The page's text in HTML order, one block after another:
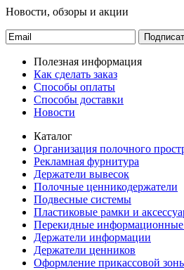
Новости, обзоры и акции
Полезная информация
Как сделать заказ
Способы оплаты
Способы доставки
Новости
Каталог
Организация полочного
Рекламная фурнитура
Держатели вывесок
Полочные ценникодержатели
Подвесные системы
Пластиковые рамки и
Перекидные
Держатели информации
Держатели ценников
Оформление прикассовой